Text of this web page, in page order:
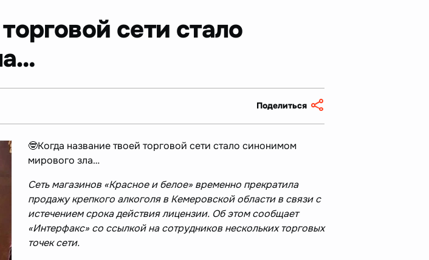
сети стало
Поделиться
🤓Когда название твоей торговой сети стало синонимом
мирового зла…
Сеть магазинов «Красное и белое» временно прекратила
продажу крепкого алкоголя в Кемеровской области в связи с
истечением срока действия лицензии. Об этом сообщает
«Интерфакс» со ссылкой на сотрудников нескольких торговых
точек сети.